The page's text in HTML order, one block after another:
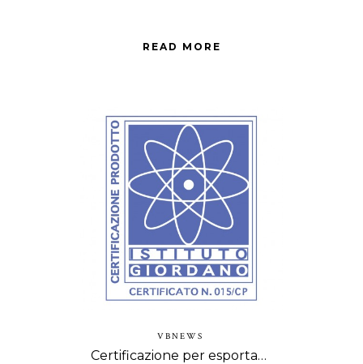
READ MORE
VBNEWS
Certificazione per esportazione in Canada dei prodotti VB